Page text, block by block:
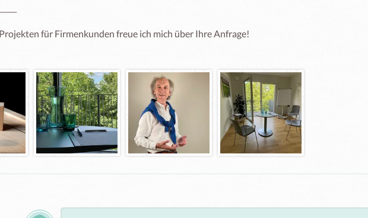
für Firmenkunden freue ich mich über Ihre Anfrage!